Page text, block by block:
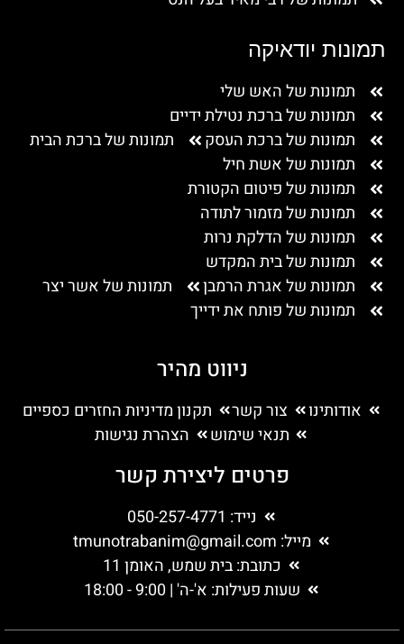
תמונות יודאיקה
תמונות של האש שלי
תמונות של ברכת נטילת ידיים
תמונות של ברכת העסק
תמונות של ברכת הבית
תמונות של אשת חיל
תמונות של פיטום הקטורת
תמונות של מזמור לתודה
תמונות של הדלקת נרות
תמונות של בית המקדש
תמונות של אגרת הרמבן
תמונות של אשר יצר
תמונות של פותח את ידייך
ניווט מהיר
אודותינו צור קשר
תקנון מדיניות החזרים כספיים
תנאי שימוש
הצהרת נגישות
פרטים ליצירת קשר
נייד: 050-257-4771
מייל: tmunotrabanim@gmail.com
כתובת: בית שמש, האומן 11
שעות פעילות: א'-ה' | 9:00 - 18:00